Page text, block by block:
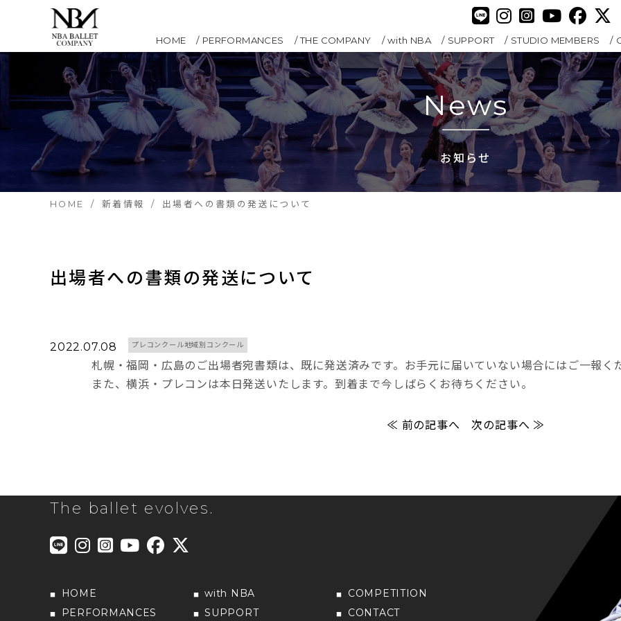
HOME PERFORMANCES THE COMPANY with NBA SUPPORT STUDIO MEMBERS
News
お知らせ
HOME 新着情報 出場者への書類の発送について
出場者への書類の発送について
2022.07.08 プレコンクール地域別コンクール
札幌・福岡・広島のご出場者宛書類は、既に発送済みです。お手元に届いていない場合にはご一報く
また、横浜・プレコンは本日発送いたします。到着まで今しばらくお待ちください。
≪ 前の記事へ 次の記事へ ≫
The ballet evolves.
HOME
PERFORMANCES
with NBA
SUPPORT
COMPETITION
CONTACT